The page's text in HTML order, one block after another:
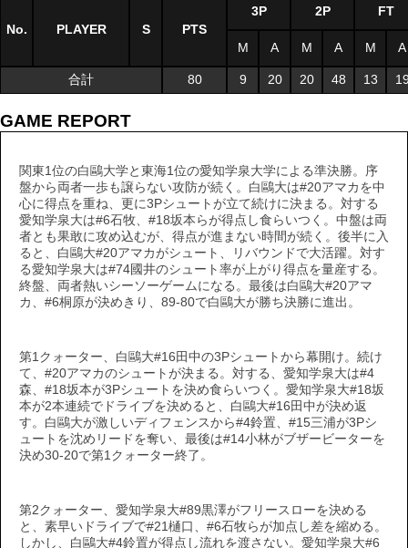
No. PLAYER S PTS
3P 2P FT
M A M A M A
合計 80 9 20 20 48 13
GAME REPORT
関東1位の白鷗大学と東海1位の愛知学泉大学による準決勝。序
盤から両者一歩も譲らない攻防が続く。白鷗大は#20アマカを中
心に得点を重ね、更に3Pシュートが立て続けに決まる。対する
愛知学泉大は#6石牧、#18坂本らが得点し食らいつく。中盤は両
者とも果敢に攻め込むが、得点が進まない時間が続く。後半に入
ると、白鷗大#20アマカがシュート、リバウンドで大活躍。対す
る愛知学泉大は#74國井のシュート率が上がり得点を量産する。
終盤、両者熱いシーソーゲームになる。最後は白鷗大#20アマ
カ、#6桐原が決めきり、89-80で白鷗大が勝ち決勝に進出。
第1クォーター、白鷗大#16田中の3Pシュートから幕開け。続け
て、#20アマカのシュートが決まる。対する、愛知学泉大は#4
森、#18坂本が3Pシュートを決め食らいつく。愛知学泉大#18坂
本が2本連続でドライブを決めると、白鷗大#16田中が決め返
す。白鷗大が激しいディフェンスから#4鈴置、#15三浦が3Pシ
ュートを沈めリードを奪い、最後は#14小林がブザービーターを
決め30-20で第1クォーター終了。
第2クォーター、愛知学泉大#89黒澤がフリースローを決める
と、素早いドライブで#21樋口、#6石牧らが加点し差を縮める。
しかし、白鷗大#4鈴置が得点し流れを渡さない。愛知学泉大#6